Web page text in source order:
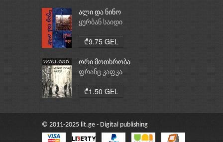
ალი და ნინო
ყურბან საიდი
₾9.75 GEL
ორი მოთხრობა
ფრანც კაფკა
₾1.50 GEL
© 2011-2025 lit.ge - Digital publishing